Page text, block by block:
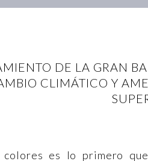
DE LA GRAN
CLIMÁTICO Y
es lo primero